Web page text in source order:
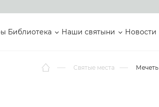
Библиотека Наши святыни Новости
Святые места Мечеть